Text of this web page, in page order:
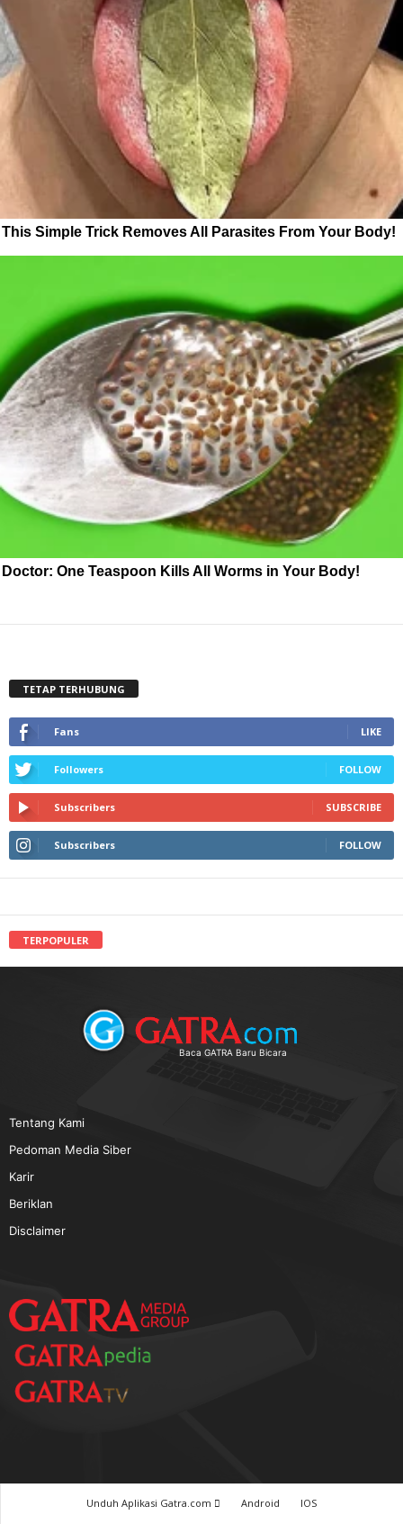
This Simple Trick Removes All Parasites From Your Body!
Doctor: One Teaspoon Kills All Worms in Your Body!
TETAP TERHUBUNG
Fans LIKE
Followers FOLLOW
Subscribers SUBSCRIBE
Subscribers FOLLOW
TERPOPULER
Baca GATRA Baru Bicara